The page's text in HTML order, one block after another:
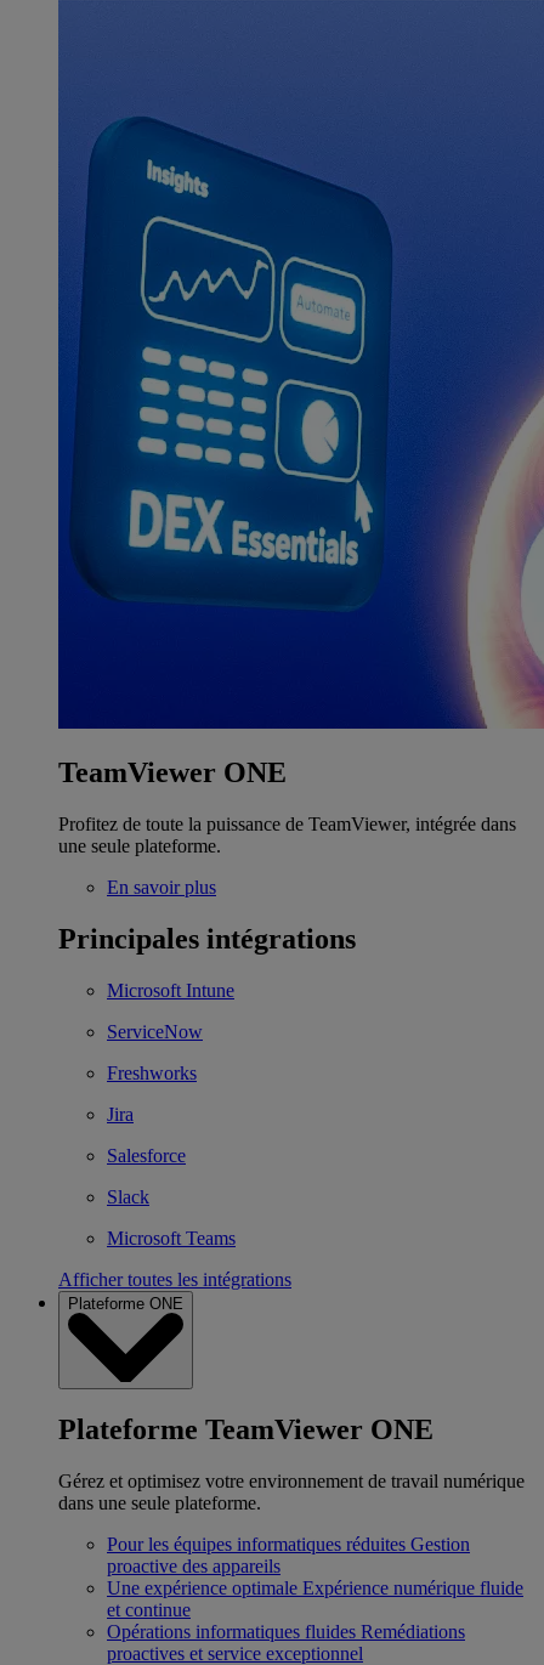
TeamViewer ONE
Profitez de toute la puissance de TeamViewer, intégrée dans
une seule plateforme.
En savoir plus
Principales intégrations
Microsoft Intune
ServiceNow
Freshworks
Jira
Salesforce
Slack
Microsoft Teams
Afficher toutes les intégrations
Plateforme ONE
Plateforme TeamViewer ONE
Gérez et optimisez votre environnement de travail numérique
dans une seule plateforme.
Pour les équipes informatiques réduites Gestion
proactive des appareils
Une expérience optimale Expérience numérique fluide
et continue
Opérations informatiques fluides Remédiations
proactives et service exceptionnel